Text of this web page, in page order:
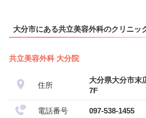
大分市にある共立美容外科のクリニッ
共立美容外科 大分院
住所
大分県大分市末
7F
電話番号 097-538-1455